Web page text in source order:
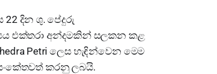
22 දින ශු. පේදුරු
එක්තරා අන්දමකින් සලකන කළ
Petri ලෙස හැඳින්වෙන මෙම
කරනු ලබයි.